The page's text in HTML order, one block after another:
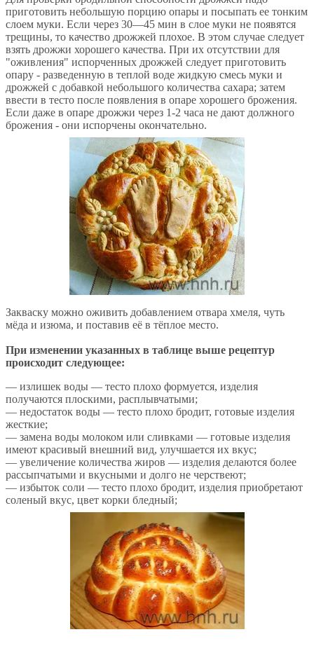
приготовить небольшую порцию опары и посыпать ее тонким
слоем муки. Если через 30—45 мин в слое муки не появятся
трещины, то качество дрожжей плохое. В этом случае следует
взять дрожжи хорошего качества. При их отсутствии для
"оживления" испорченных дрожжей следует приготовить
опару - разведенную в теплой воде жидкую смесь муки и
дрожжей с добавкой небольшого количества сахара; затем
ввести в тесто после появления в опаре хорошего брожения.
Если даже в опаре дрожжи через 1-2 часа не дают должного
брожения - они испорчены окончательно.
Закваску можно оживить добавлением отвара хмеля, чуть
мёда и изюма, и поставив её в тёплое место.
При изменении указанных в таблице выше рецептур
происходит следующее:
— излишек воды — тесто плохо формуется, изделия
получаются плоскими, расплывчатыми;
— недостаток воды — тесто плохо бродит, готовые изделия
жесткие;
— замена воды молоком или сливками — готовые изделия
имеют красивый внешний вид, улучшается их вкус;
— увеличение количества жиров — изделия делаются более
рассыпчатыми и вкусными и долго не черствеют;
— избыток соли — тесто плохо бродит, изделия приобретают
соленый вкус, цвет корки бледный;